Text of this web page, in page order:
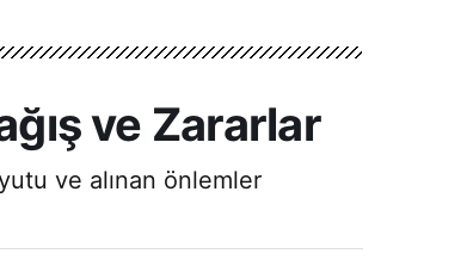
ve Zararlar
ve alınan önlemler